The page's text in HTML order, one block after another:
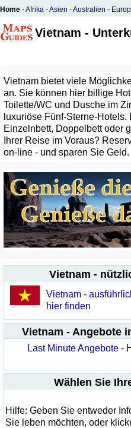
Home -Afrika -Asien -Australien -
Vietnam -
Vietnam bietet viele
an. Sie können hier billige
Toilette/WC und Dusche im
luxuriöse Fünf-Sterne-
Einzelnbett, Doppelbett oder
Ihrer Reise im Voraus?
on-line - und sparen Sie Geld.
Vietnam -
Vietnam -
hier finden
Vietnam - Angebote
Last Minute Angebote -
Wählen Sie
Hilfe: Geben Sie entweder
Sie leben möchten, oder